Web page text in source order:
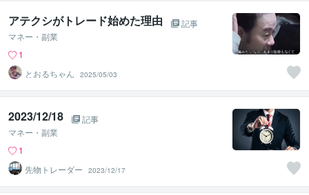
アテクシがトレード始めた理由
記事
マネー・副業
1
とおるちゃん
2025/05/03
2023/12/18
記事
マネー・副業
1
先物トレーダー
2023/12/17